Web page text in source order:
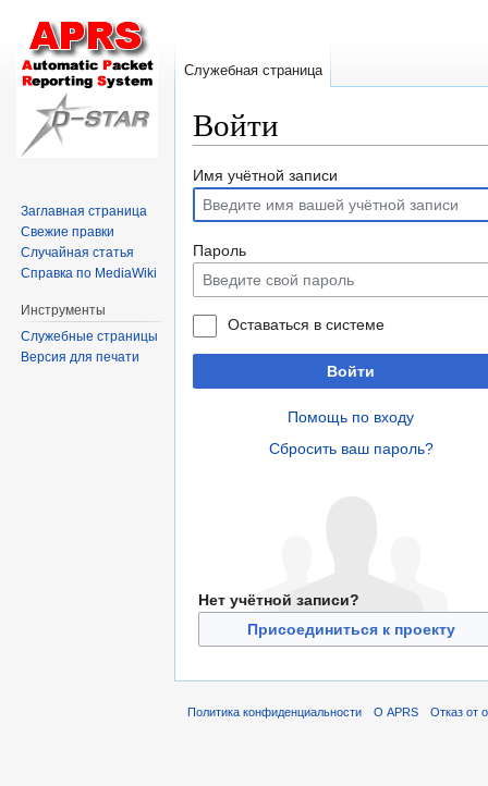
Войти
Перейти
навигации
Перейти
поиску
Имя учётной записи
Пароль
Оставаться в системе
Войти
Помощь по входу
Сбросить ваш пароль?
Нет учётной записи?
Присоединиться к проекту
Служебная страница
Заглавная страница
Свежие правки
Случайная статья
Справка по MediaWiki
Инструменты
Служебные страницы
Версия для печати
Политика конфиденциальности О APRS Отказ от